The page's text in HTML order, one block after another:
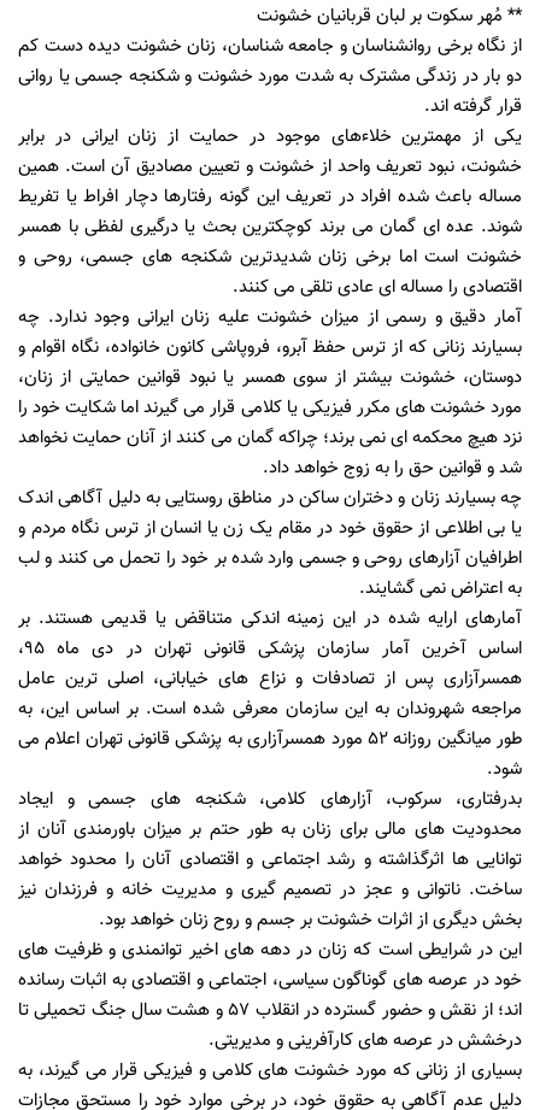
** مُهر سکوت بر لبان قربانیان خشونت
از نگاه برخی روانشناسان و جامعه شناسان، زنان خشونت دیده دست کم
دو بار در زندگی مشترک به شدت مورد خشونت و شکنجه جسمی یا روانی
قرار گرفته‌ اند.
یکی از مهمترین خلاءهای موجود در حمایت از زنان ایرانی در برابر
خشونت، نبود تعریف واحد از خشونت و تعیین مصادیق آن است. همین
مساله باعث شده افراد در تعریف این گونه رفتارها دچار افراط یا تفریط
شوند. عده ای گمان می برند کوچکترین بحث یا درگیری لفظی با همسر
خشونت است اما برخی زنان شدیدترین شکنجه های جسمی، روحی و
اقتصادی را مساله ای عادی تلقی می کنند.
آمار دقیق و رسمی از میزان خشونت علیه زنان ایرانی وجود ندارد. چه
بسیارند زنانی که از ترس حفظ آبرو، فروپاشی کانون خانواده، نگاه اقوام و
دوستان، خشونت بیشتر از سوی همسر یا نبود قوانین حمایتی از زنان،
مورد خشونت های مکرر فیزیکی یا کلامی قرار می گیرند اما شکایت خود را
نزد هیچ محکمه ای نمی برند؛ چراکه گمان می کنند از آنان حمایت نخواهد
شد و قوانین حق را به زوج خواهد داد.
چه بسیارند زنان و دختران ساکن در مناطق روستایی به دلیل آگاهی اندک
یا بی اطلاعی از حقوق خود در مقام یک زن یا انسان از ترس نگاه مردم و
اطرافیان آزارهای روحی و جسمی وارد شده بر خود را تحمل می کنند و لب
به اعتراض نمی گشایند.
آمارهای ارایه شده در این زمینه اندکی متناقض یا قدیمی هستند. بر
اساس آخرین آمار سازمان پزشکی قانونی تهران در دی ماه 95،
همسرآزاری پس از تصادفات و نزاع های خیابانی، اصلی ترین عامل
مراجعه شهروندان به این سازمان معرفی شده است. بر اساس این، به
طور میانگین روزانه 52 مورد همسرآزاری به پزشکی قانونی تهران اعلام می
شود.
بدرفتاری، سرکوب، آزارهای کلامی، شکنجه های جسمی و ایجاد
محدودیت های مالی برای زنان به طور حتم بر میزان باورمندی آنان از
توانایی ها اثرگذاشته و رشد اجتماعی و اقتصادی آنان را محدود خواهد
ساخت. ناتوانی و عجز در تصمیم گیری و مدیریت خانه و فرزندان نیز
بخش دیگری از اثرات خشونت بر جسم و روح زنان خواهد بود.
این در شرایطی است که زنان در دهه های اخیر توانمندی و ظرفیت های
خود در عرصه های گوناگون سیاسی، اجتماعی و اقتصادی به اثبات رسانده
اند؛ از نقش و حضور گسترده در انقلاب 57 و هشت سال جنگ تحمیلی تا
درخشش در عرصه های کارآفرینی و مدیریتی.
بسیاری از زنانی که مورد خشونت های کلامی و فیزیکی قرار می گیرند، به
دلیل عدم آگاهی به حقوق خود، در برخی موارد خود را مستحق مجازات